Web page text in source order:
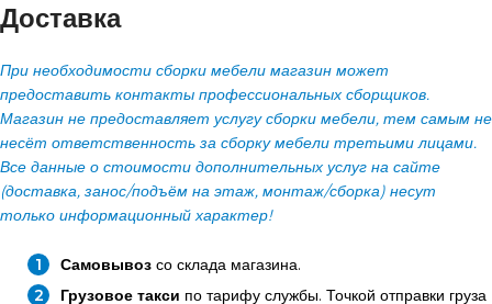
Доставка
При необходимости сборки мебели магазин может
предоставить контакты профессиональных сборщиков.
Магазин не предоставляет услугу сборки мебели, тем самым не
несёт ответственность за сборку мебели третьими лицами.
Все данные о стоимости дополнительных услуг на сайте
(доставка, занос/подъём на этаж, монтаж/сборка) несут
только информационный характер!
Самовывоз со склада магазина.
Грузовое такси по тарифу службы. Точкой отправки груза